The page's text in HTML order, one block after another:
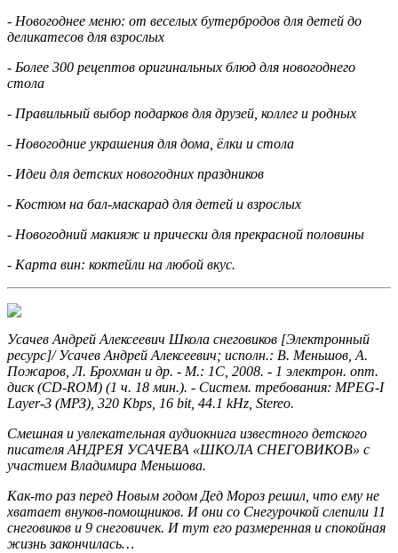
- Новогоднее меню: от веселых бутербродов для детей до
деликатесов для взрослых
- Более 300 рецептов оригинальных блюд для новогоднего
стола
- Правильный выбор подарков для друзей, коллег и родных
- Новогодние украшения для дома, ёлки и стола
- Идеи для детских новогодних праздников
- Костюм на бал-маскарад для детей и взрослых
- Новогодний макияж и прически для прекрасной половины
- Карта вин: коктейли на любой вкус.
Усачев Андрей Алексеевич Школа снеговиков [Электронный
ресурс]/ Усачев Андрей Алексеевич; исполн.: В. Меньшов, А.
Пожаров, Л. Брохман и др. - М.: 1С, 2008. - 1 электрон. опт.
диск (CD-ROM) (1 ч. 18 мин.). - Систем. требования: MPEG-I
Layer-3 (МРЗ), 320 Kbps, 16 bit, 44.1 kHz, Stereo.
Смешная и увлекательная аудиокнига известного детского
писателя АНДРЕЯ УСАЧЕВА «ШКОЛА СНЕГОВИКОВ» с
участием Владимира Меньшова.
Как-то раз перед Новым годом Дед Мороз решил, что ему не
хватает внуков-помощников. И они со Снегурочкой слепили 11
снеговиков и 9 снеговичек. И тут его размеренная и спокойная
жизнь закончилась…